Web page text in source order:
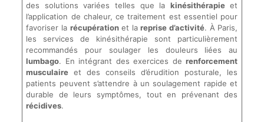
des solutions variées telles que la kinésithérapieet
l’application de chaleur, ce traitement est essentiel pour
favoriser la récupérationet lareprise d’activité. À Paris,
les services de kinésithérapie sont particulièrement
recommandés pour soulager les douleurs liées au
lumbago. En intégrant des exercices derenforcement
musculaire et des conseils d’érudition posturale, les
patients peuvent s’attendre à un soulagement rapide et
durable de leurs symptômes, tout en prévenant des
récidives.